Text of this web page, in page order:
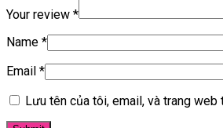
Your review *
Name *
Email *
Lưu tên của tôi, email, và trang